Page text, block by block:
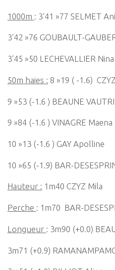
1000m : 3’41 »77 SELMET
3’42 »76 GOUBAULT-
3’45 »50 LECHEVALLIER Nina
50m haies : 8 »19 ( -1.6)
9 »53 (-1.6 ) BEAUNE
9 »84 (-1.6 ) VINAGRE Maena
10 »13 (-1.6 ) GAY Apolline
10 »65 (-1.9) BAR-
Hauteur : 1m40 CZYZ Mila
Perche : 1m70 BAR-
Longueur : 3m90 (+0.0)
3m71 (+0.9)